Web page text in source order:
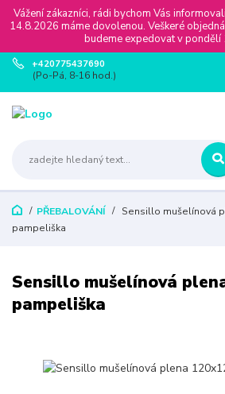
Vážení zákazníci, rádi bychom Vás
14.8.2026 máme dovolenou. Veškeré
budeme expedovat v pondělí
+420775437690
(Po-Pá, 8-16 hod.)
PŘEBALOVÁNÍ
Sensillo mušelínová
pampeliška
Sensillo mušelínová
pampeliška